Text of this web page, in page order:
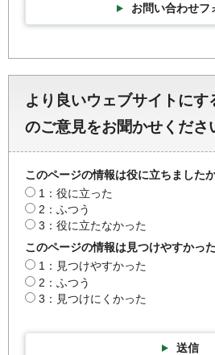
お問い合わせフ
より良いウェブサイトにす
のご意見をお聞かせくださ
このページの情報は役に立ちました
1：役に立った
2：ふつう
3：役に立たなかった
このページの情報は見つけやすかっ
1：見つけやすかった
2：ふつう
3：見つけにくかった
送信